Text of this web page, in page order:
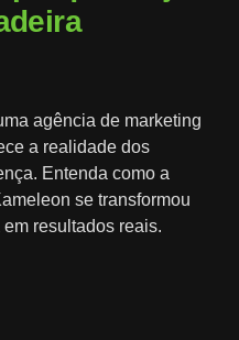
agência de marketing
a realidade dos
Entenda como a
se transformou
resultados reais.